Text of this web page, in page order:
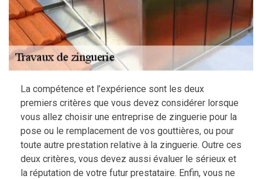
La compétence et l’expérience sont les deux
premiers critères que vous devez considérer lorsque
vous allez choisir une entreprise de zinguerie pour la
pose ou le remplacement de vos gouttières, ou pour
toute autre prestation relative à la zinguerie. Outre ces
deux critères, vous devez aussi évaluer le sérieux et
la réputation de votre futur prestataire. Enfin, vous ne